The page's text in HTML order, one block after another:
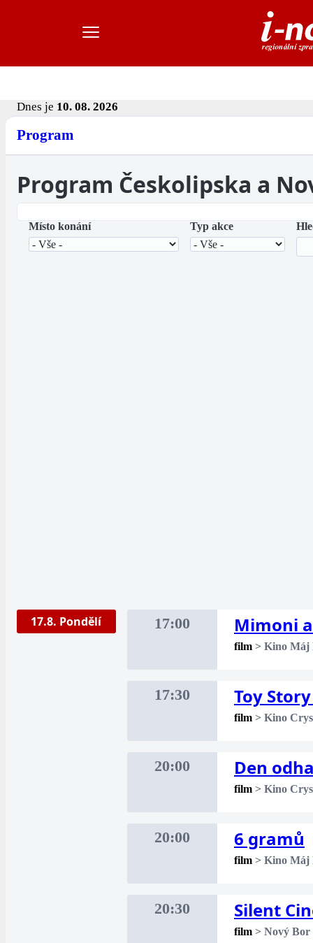
Dnes je 10. 08. 2026
Program
Program Českolipska a
Místo konání Typ akce
17.8. Pondělí 17:00 Mimoni
film > Kino Máj
17:30 Toy
film > Kino
20:00 Den
film > Kino
20:00 6 gramů
film > Kino Máj
20:30 Silent
film > Nový Bor